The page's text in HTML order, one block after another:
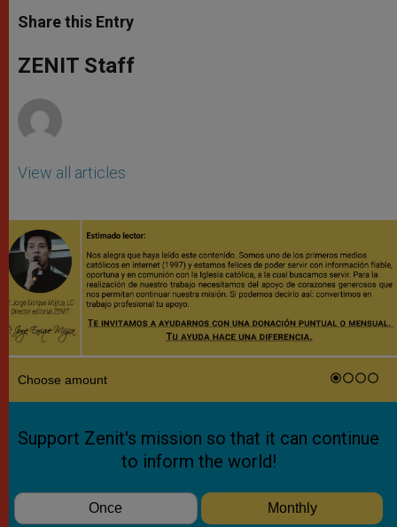
t
s
p
p
s
e
g
e
e
b
o
k
Share this Entry
ZENIT Staff
View all articles